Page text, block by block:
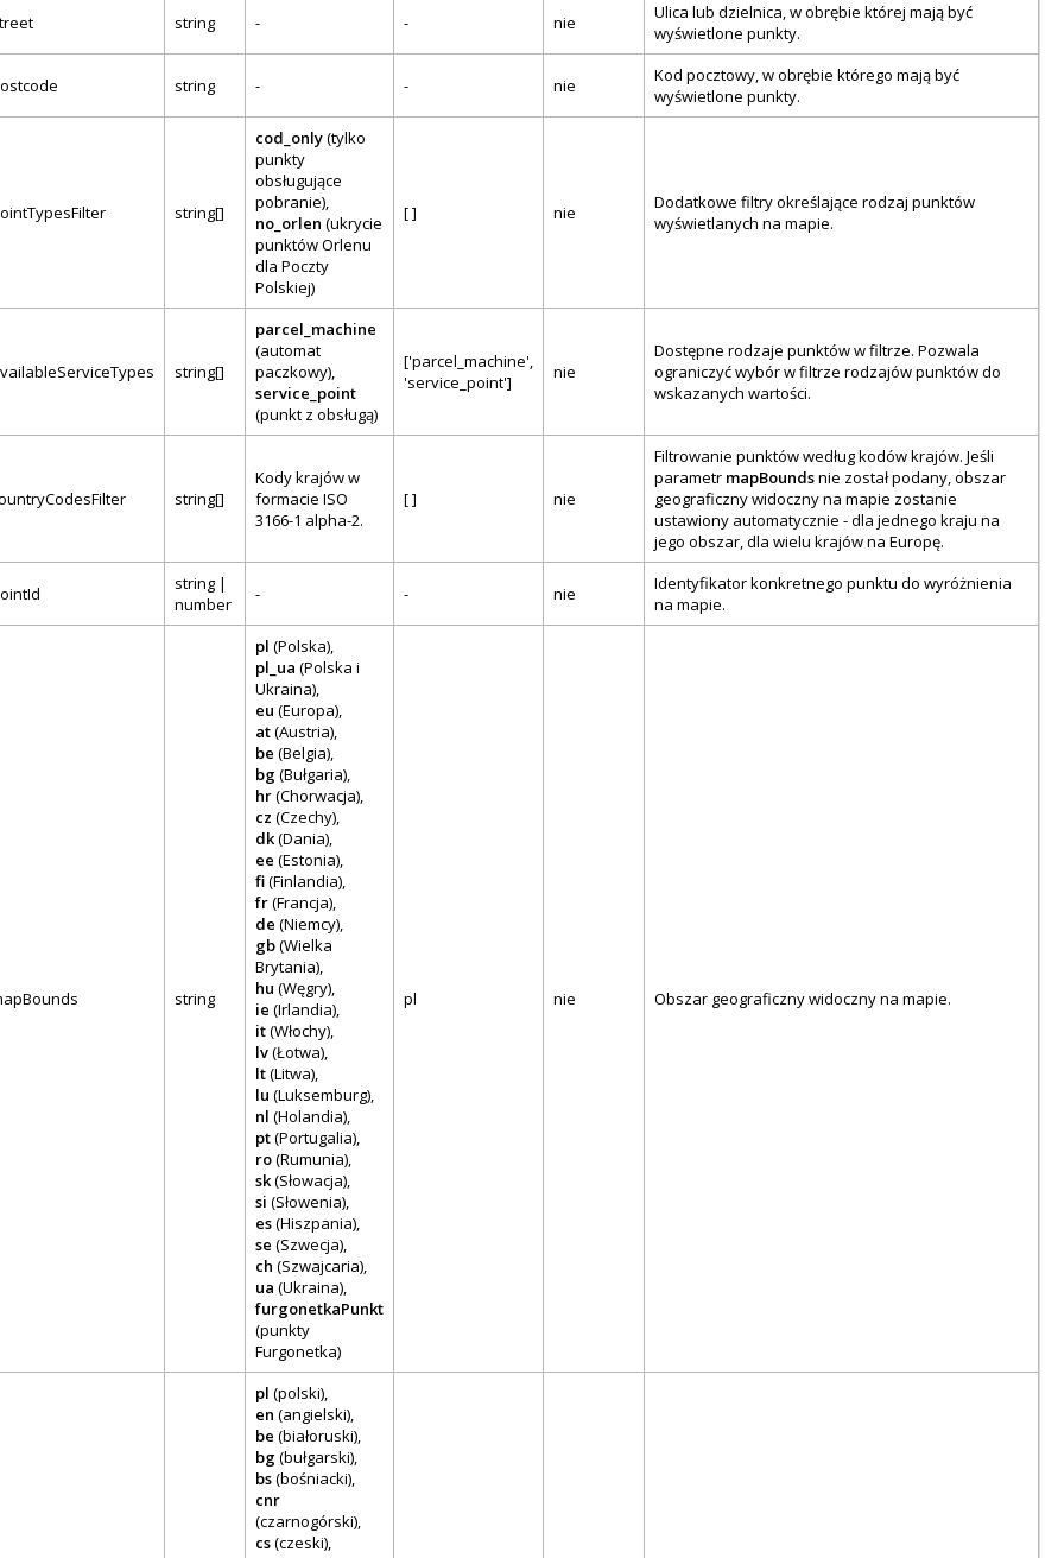
string - - nie
Ulica lub dzielnica, w obrębie której mają być
wyświetlone punkty.
string - - nie
Kod pocztowy, w obrębie którego mają być
wyświetlone punkty.
string[]
cod_only(tylko
punkty
obsługujące
pobranie),
no_orlen (ukrycie
punktów Orlenu
dla Poczty
Polskiej)
[ ] nie
Dodatkowe filtry określające rodzaj punktów
wyświetlanych na mapie.
string[]
parcel_machine
(automat
paczkowy),
service_point
(punkt z obsługą)
['parcel_machine',
'service_point']
nie
Dostępne rodzaje punktów w filtrze. Pozwala
ograniczyć wybór w filtrze rodzajów punktów do
wskazanych wartości.
string[]
Kody krajów w
formacie ISO
3166-1 alpha-2.
[ ] nie
Filtrowanie punktów według kodów krajów. Jeśli
parametr mapBoundsnie został podany, obszar
geograficzny widoczny na mapie zostanie
ustawiony automatycznie - dla jednego kraju na
jego obszar, dla wielu krajów na Europę.
string |
number
- - nie
Identyfikator konkretnego punktu do wyróżnienia
na mapie.
string
pl (Polska),
pl_ua (Polska i
Ukraina),
eu (Europa),
at(Austria),
be (Belgia),
bg(Bułgaria),
hr(Chorwacja),
cz (Czechy),
dk(Dania),
ee (Estonia),
fi(Finlandia),
fr(Francja),
de (Niemcy),
gb(Wielka
Brytania),
hu (Węgry),
ie (Irlandia),
it(Włochy),
lv(Łotwa),
lt(Litwa),
lu (Luksemburg),
nl (Holandia),
pt(Portugalia),
ro(Rumunia),
sk(Słowacja),
si (Słowenia),
es(Hiszpania),
se (Szwecja),
ch (Szwajcaria),
ua (Ukraina),
furgonetkaPunkt
(punkty
Furgonetka)
pl nie Obszar geograficzny widoczny na mapie.
pl (polski),
en (angielski),
be (białoruski),
bg(bułgarski),
bs(bośniacki),
cnr
(czarnogórski),
cs(czeski),